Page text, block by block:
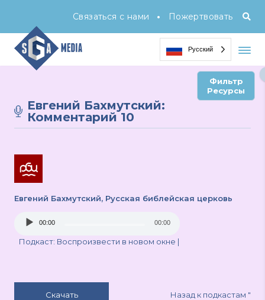
Связаться с нами • Пожертвовать
Русский
Фильтр
Ресурсы
Евгений Бахмутский:
Комментарий 10
Евгений Бахмутский, Русская библейская церковь
Audio
00:00 00:00
Подкаст: Воспроизвести в новом окне |
Скачать Назад к подкастам "